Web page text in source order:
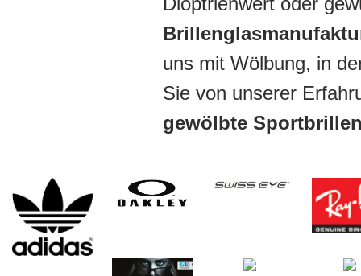
uns mit Wölbung, in
Sie von unserer
gewölbte